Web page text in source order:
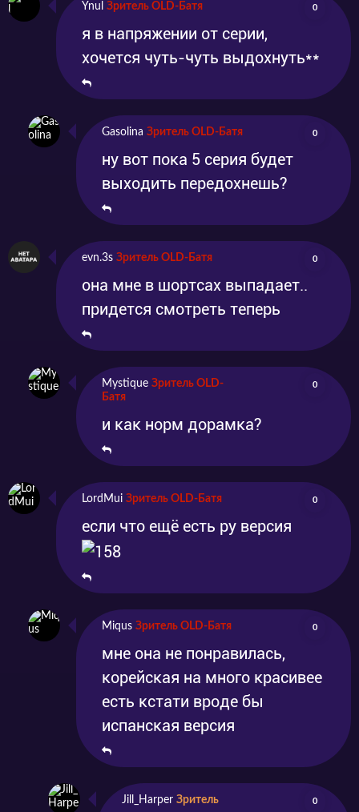
Ynul Зритель OLD-Батя 0
я в напряжении от серии,
хочется чуть-чуть выдохнуть**
Gasolina Зритель OLD-Батя 0
ну вот пока 5 серия будет
выходить передохнешь?
evn.3s Зритель OLD-Батя 0
она мне в шортсах выпадает..
придется смотреть теперь
Mystique Зритель OLD-
Батя
0
и как норм дорамка?
LordMui Зритель OLD-Батя 0
если что ещё есть ру версия
Miqus Зритель OLD-Батя 0
мне она не понравилась,
корейская на много красивее
есть кстати вроде бы
испанская версия
Jill_Harper Зритель 0